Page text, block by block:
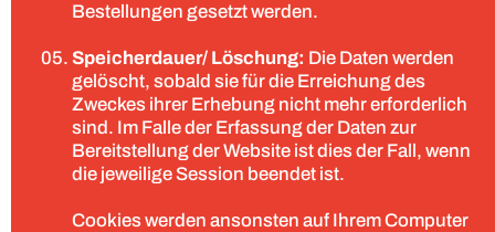
Bestellungen gesetzt werden.
Speicherdauer/ Löschung: Die Daten werden
gelöscht, sobald sie für die Erreichung des
Zweckes ihrer Erhebung nicht mehr erforderlich
sind. Im Falle der Erfassung der Daten zur
Bereitstellung der Website ist dies der Fall, wenn
die jeweilige Session beendet ist.
Cookies werden ansonsten auf Ihrem Computer